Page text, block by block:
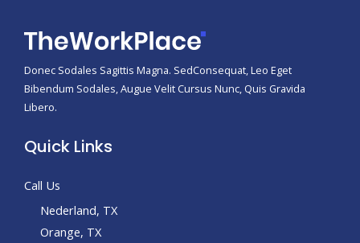
Donec Sodales Sagittis Magna. SedConsequat, Leo Eget
Bibendum Sodales, Augue Velit Cursus Nunc, Quis Gravida
Libero.
Quick Links
Call Us
Nederland, TX
Orange, TX